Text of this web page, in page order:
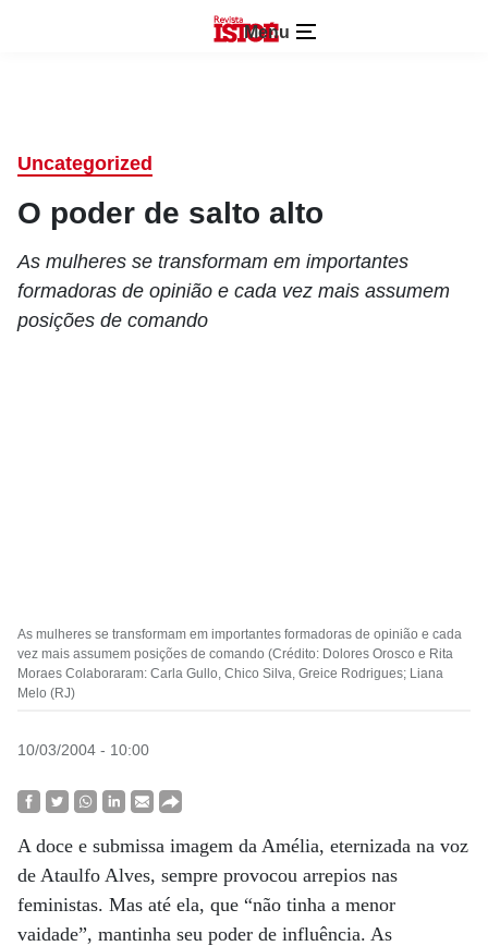
Menu
Uncategorized
O poder de salto alto
As mulheres se transformam em importantes
formadoras de opinião e cada vez mais assumem
posições de comando
As mulheres se transformam em importantes formadoras de opinião e cada
vez mais assumem posições de comando (Crédito: Dolores Orosco e Rita
Moraes Colaboraram: Carla Gullo, Chico Silva, Greice Rodrigues; Liana
Melo (RJ)
10/03/2004 - 10:00
A doce e submissa imagem da Amélia, eternizada na voz
de Ataulfo Alves, sempre provocou arrepios nas
feministas. Mas até ela, que “não tinha a menor
vaidade”, mantinha seu poder de influência. As